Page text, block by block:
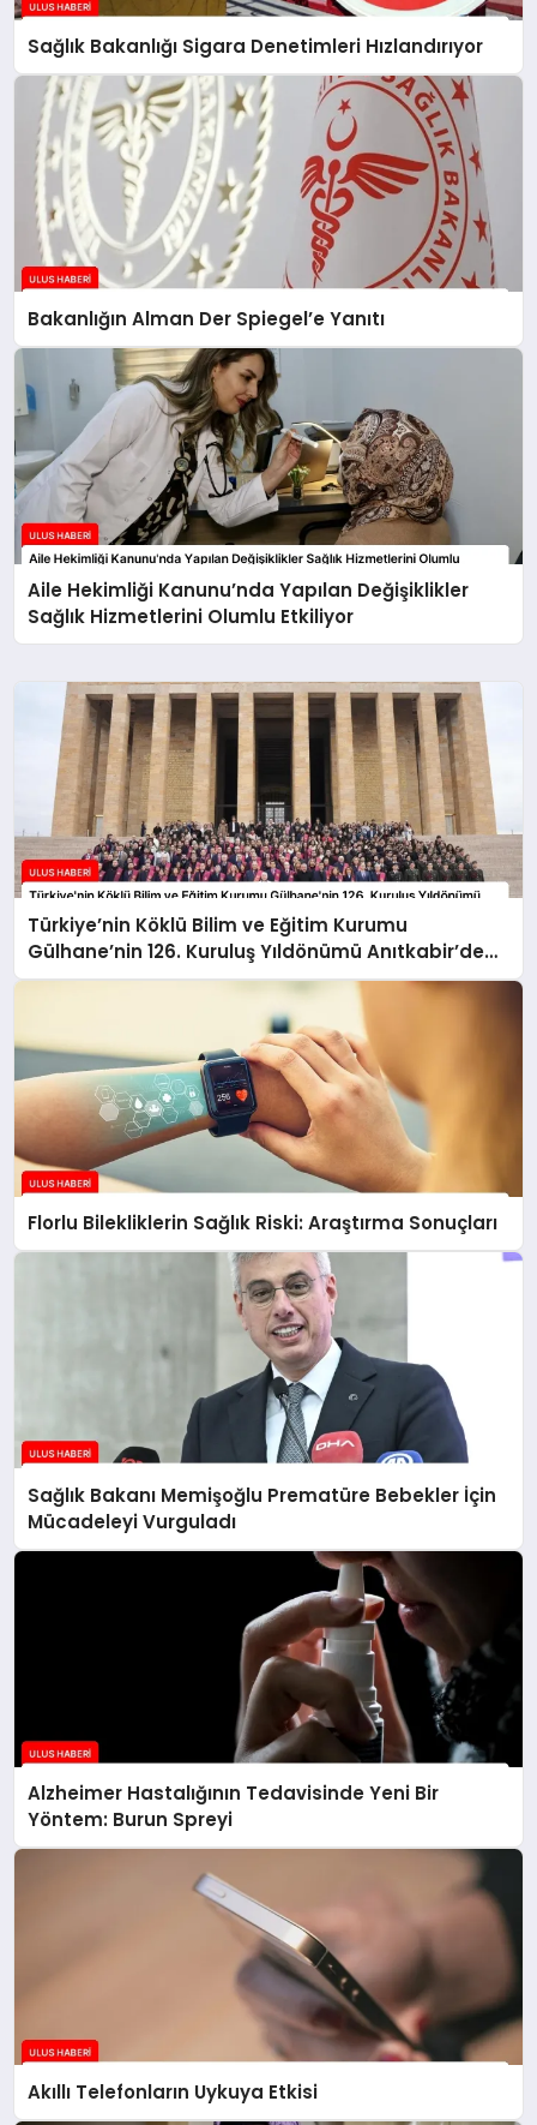
Sağlık Bakanlığı Sigara Denetimleri Hızlandırıyor
Bakanlığın Alman Der Spiegel’e Yanıtı
Aile Hekimliği Kanunu’nda Yapılan Değişiklikler
Sağlık Hizmetlerini Olumlu Etkiliyor
Türkiye’nin Köklü Bilim ve Eğitim Kurumu
Gülhane’nin 126. Kuruluş Yıldönümü Anıtkabir’de
Kutlandı
Florlu Bilekliklerin Sağlık Riski: Araştırma Sonuçları
Sağlık Bakanı Memişoğlu Prematüre Bebekler İçin
Mücadeleyi Vurguladı
Alzheimer Hastalığının Tedavisinde Yeni Bir
Yöntem: Burun Spreyi
Akıllı Telefonların Uykuya Etkisi